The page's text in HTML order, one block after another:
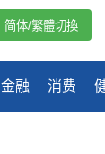
金融 消费
简体/繁體切換